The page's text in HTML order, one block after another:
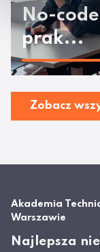
No-
prak...
Zobacz
Akademia
Warszawie
Najlepsza